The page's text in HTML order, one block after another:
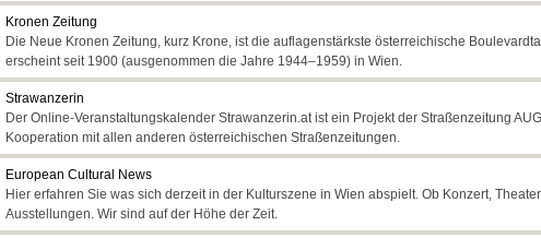
Kronen Zeitung
Die Neue Kronen Zeitung, kurz Krone, ist die auflagenstärkste österreichische
erscheint seit 1900 (ausgenommen die Jahre 1944–1959) in Wien.
Strawanzerin
Der Online-Veranstaltungskalender Strawanzerin.at ist ein Projekt der Straßenzeitung
Kooperation mit allen anderen österreichischen Straßenzeitungen.
European Cultural News
Hier erfahren Sie was sich derzeit in der Kulturszene in Wien abspielt. Ob Konzert,
Ausstellungen. Wir sind auf der Höhe der Zeit.